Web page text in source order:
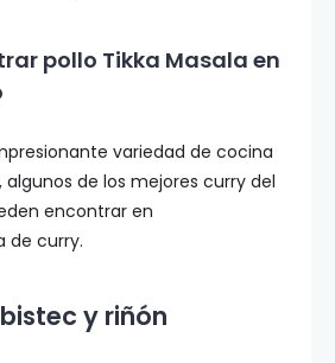
pollo Tikka Masala en
variedad de cocina
de los mejores curry del
encontrar en
de curry.
y riñón